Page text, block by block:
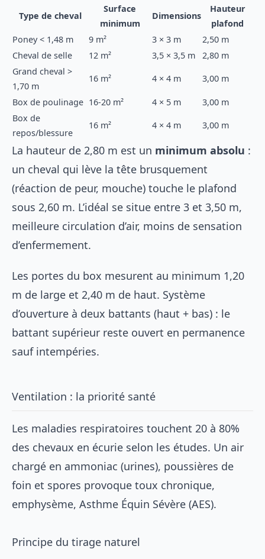
Type de cheval
Surface
minimum
Dimensions
Hauteur
plafond
Poney < 1,48 m
9 m² 3 × 3 m
2,50 m
Cheval de selle
12 m² 3,5 × 3,5 m
2,80 m
Grand cheval >
1,70 m
16 m² 4 × 4 m 3,00 m
Box de poulinage 16-20 m² 4 × 5 m
3,00 m
Box de
repos/blessure
16 m² 4 × 4 m 3,00 m
La hauteur de 2,80 m est un minimum absolu :
un cheval qui lève la tête brusquement
(réaction de peur, mouche) touche le plafond
sous 2,60 m. L’idéal se situe entre 3 et 3,50 m,
meilleure circulation d’air, moins de sensation
d’enfermement.
Les portes du box mesurent au minimum 1,20
m de large et 2,40 m de haut. Système
d’ouverture à deux battants (haut + bas) : le
battant supérieur reste ouvert en permanence
sauf intempéries.
Ventilation : la priorité santé
Les maladies respiratoires touchent 20 à 80%
des chevaux en écurie selon les études. Un air
chargé en ammoniac (urines), poussières de
foin et spores provoque toux chronique,
emphysème, Asthme Équin Sévère (AES).
Principe du tirage naturel